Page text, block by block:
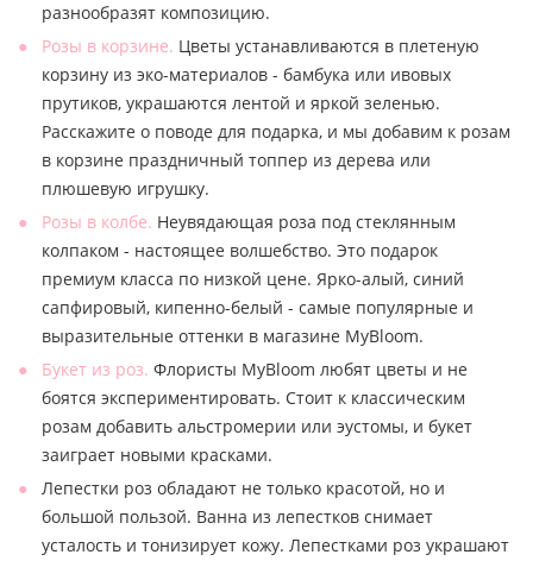
разнообразят композицию.
Розы в корзине. Цветы устанавливаются в плетеную
корзину из эко-материалов - бамбука или ивовых
прутиков, украшаются лентой и яркой зеленью.
Расскажите о поводе для подарка, и мы добавим к розам
в корзине праздничный топпер из дерева или
плюшевую игрушку.
Розы в колбе. Неувядающая роза под стеклянным
колпаком - настоящее волшебство. Это подарок
премиум класса по низкой цене. Ярко-алый, синий
сапфировый, кипенно-белый - самые популярные и
выразительные оттенки в магазине MyBloom.
Букет из роз. Флористы MyBloom любят цветы и не
боятся экспериментировать. Стоит к классическим
розам добавить альстромерии или эустомы, и букет
заиграет новыми красками.
Лепестки роз обладают не только красотой, но и
большой пользой. Ванна из лепестков снимает
усталость и тонизирует кожу. Лепестками роз украшают